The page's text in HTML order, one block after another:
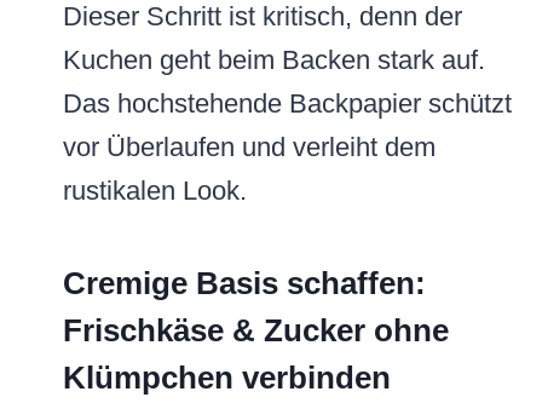
Dieser Schritt ist kritisch, denn der
Kuchen geht beim Backen stark auf.
Das hochstehende Backpapier schützt
vor Überlaufen und verleiht dem
rustikalen Look.
Cremige Basis schaffen:
Frischkäse & Zucker ohne
Klümpchen verbinden